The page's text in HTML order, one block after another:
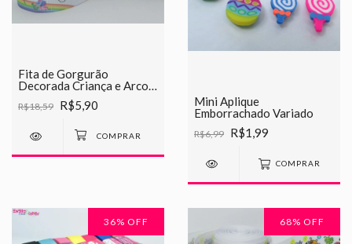
Fita de Gorgurão
Decorada Criança e Arco
Iris Chinesinha 38mm
R$18,59 R$5,90
Mini Aplique
Emborrachado Variado
R$6,99 R$1,99
COMPRAR
36% OFF 68% OFF